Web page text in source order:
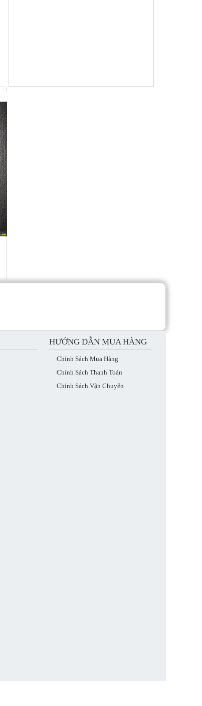
HƯỚNG DẪN MUA HÀNG
Chính Sách Mua Hàng
Chính Sách Thanh Toán
Chính Sách Vận Chuyển